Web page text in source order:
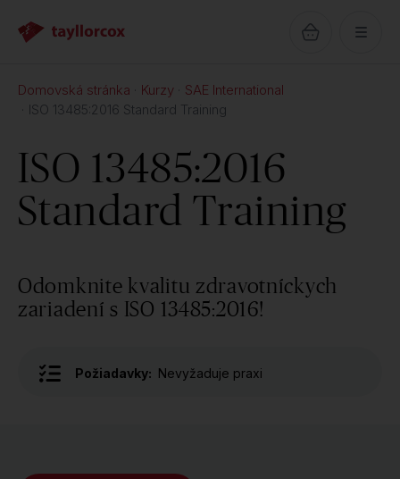
Domovská stránka Kurzy
SAE International
ISO 13485:2016 Standard Training
ISO 13485:2016
Standard Training
Odomknite kvalitu zdravotníckych
zariadení s ISO 13485:2016!
Požiadavky: Nevyžaduje praxi